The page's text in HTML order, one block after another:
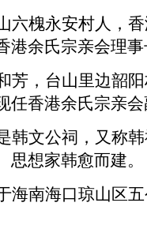
六槐永安村人，
港余氏宗亲会理
芳，台山里边韶
任香港余氏宗亲
韩文公祠，又称
想家韩愈而建。
海南海口琼山区